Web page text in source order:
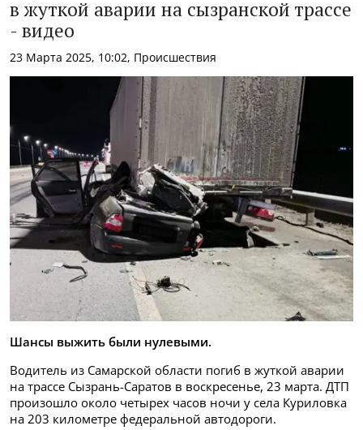
в жуткой аварии на сызранской трассе
- видео
23 Марта 2025, 10:02, Происшествия
Шансы выжить были нулевыми.
Водитель из Самарской области погиб в жуткой аварии
на трассе Сызрань-Саратов в воскресенье, 23 марта. ДТП
произошло около четырех часов ночи у села Куриловка
на 203 километре федеральной автодороги.